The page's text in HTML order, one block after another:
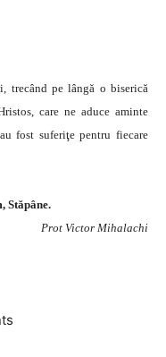
trecând pe lângă o biserică
care ne aduce aminte
fost suferiţe pentru fiecare
Stăpâne.
Prot Victor Mihalachi